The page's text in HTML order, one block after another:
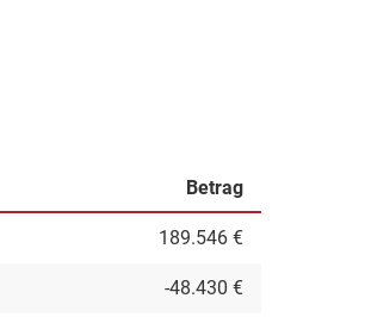
Betrag
189.546 €
-48.430 €